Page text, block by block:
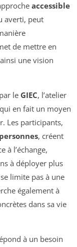
accessible
averti, peut
de mettre en
une vision
le GIEC, l’atelier
en fait un moyen
Les participants,
, créent
à l’échange,
à déployer plus
limite pas à une
également à
dans sa vie
à un besoin